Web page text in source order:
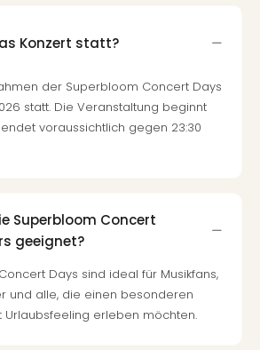
Konzert statt?
der Superbloom Concert Days
statt. Die Veranstaltung beginnt
endet voraussichtlich gegen 23:30
Superbloom Concert
geeignet?
Days sind ideal für Musikfans,
und alle, die einen besonderen
Urlaubsfeeling erleben möchten.